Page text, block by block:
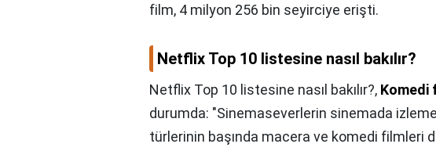
film, 4 milyon 256 bin seyirciye erişti.
Netflix Top 10 listesine nasıl bakılır?
Netflix Top 10 listesine nasıl bakılır?, Komedi
durumda: "Sinemaseverlerin sinemada
türlerinin başında macera ve komedi filmleri